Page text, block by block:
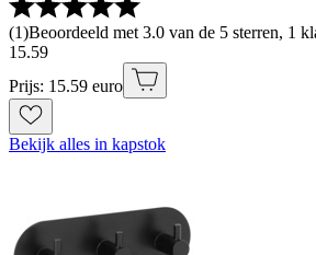
(1)Beoordeeld met 3.0 van de 5 sterren, 1
15.59
Prijs: 15.59 euro
Bekijk alles in kapstok